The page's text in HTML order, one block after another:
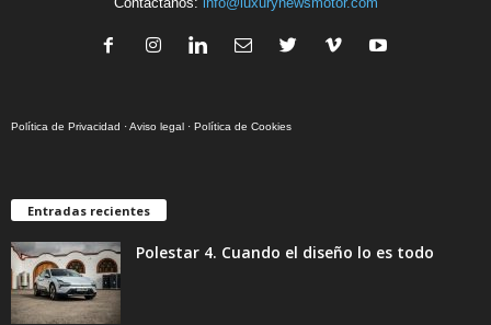
Política de Privacidad ·Aviso legal · Política de Cookies
Entradas recientes
Polestar 4. Cuando el diseño lo es todo